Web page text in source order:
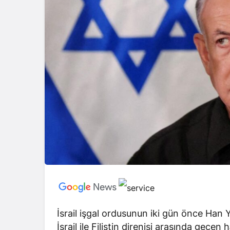
İsrail işgal ordusunun iki gün önce Han
İsrail ile Filistin direnişi arasında geçen